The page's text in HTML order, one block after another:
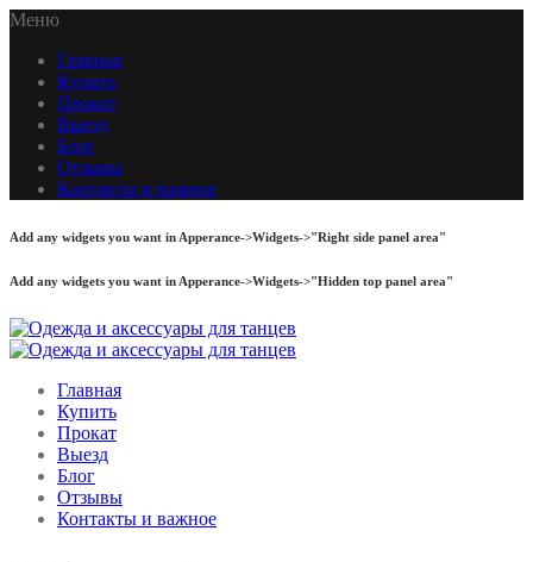
Меню
Главная
Купить
Прокат
Выезд
Блог
Отзывы
Контакты и важное
Add any widgets you want in Apperance->Widgets->"Right side panel area"
Add any widgets you want in Apperance->Widgets->"Hidden top panel area"
Главная
Купить
Прокат
Выезд
Блог
Отзывы
Контакты и важное